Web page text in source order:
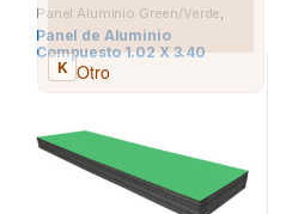
Panel Aluminio Green/Verde,
Panel de Aluminio Compuesto
Panel de Aluminio
Compuesto 1.02 X 3.40
Green Pemex – Verde Nuevo
Pemex Nueva Imagen 4mm